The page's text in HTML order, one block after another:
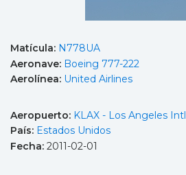
Matícula: N778UA
Aeronave: Boeing 777-222
Aerolínea: United Airlines
Aeropuerto: KLAX - Los Angeles Intl
País: Estados Unidos
Fecha: 2011-02-01